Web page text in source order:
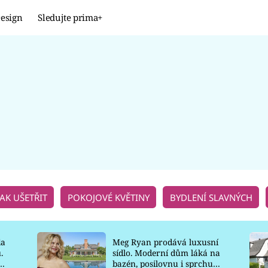
Sledujte prima+
UŠETŘIT POKOJOVÉ KVĚTINY BYDLENÍ SLAVNÝCH
Meg Ryan prodává luxusní
sídlo. Moderní dům láká na
bazén, posilovnu i sprchu